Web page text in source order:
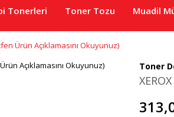
Tonerleri Toner Tozu Muadil
Ürün Açıklamasını Okuyunuz)
Toner